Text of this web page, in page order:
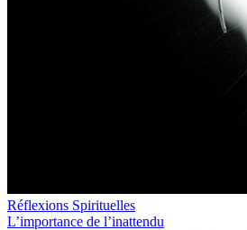
Réflexions Spirituelles
L’importance de l’inattendu